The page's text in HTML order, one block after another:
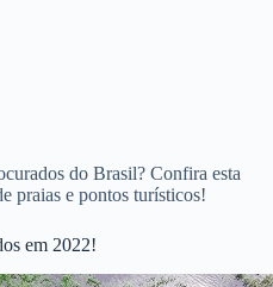
do Brasil? Confira esta
praias e pontos turísticos!
em 2022!